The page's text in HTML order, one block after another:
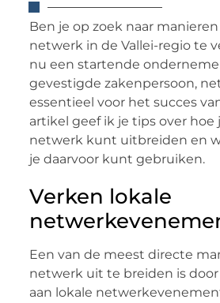
Ben je op zoek naar
netwerk in de Vallei-regio te
nu een startende
gevestigde zakenpersoon,
essentieel voor het succes
artikel geef ik je tips over hoe
netwerk kunt uitbreiden en
je daarvoor kunt gebruiken.
Verken lokale
Een van de meest directe
netwerk uit te breiden is
aan lokale